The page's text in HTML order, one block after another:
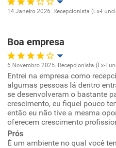
Ambiente de trabalho
Conciliação com a vida familiar
Benefícios
Não recomenda esta
14 Janeiro 2026. Recepcionista (Ex-
Boa empresa
Oportunidade de promoção
Ambiente de trabalho
Conciliação com a vida familiar
6 Novembro 2025. Recepcionista (Ex-
Entrei na empresa como
algumas pessoas lá dentro
se desenvolveram o bastante
crescimento, eu fiquei pouco
então eu não tive a mesma
oferecem crescimento
Prós
É um ambiente no qual você